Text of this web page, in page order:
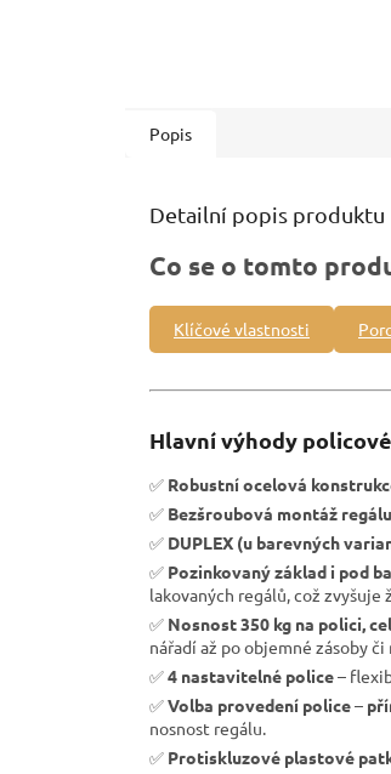
Popis
Detailní popis produktu
Co se o tomto
Klíčové vlastnosti
Hlavní výhody
✅ Robustní ocelová
✅ Bezšroubová montáž regálu
✅ DUPLEX (u barevných
✅ Pozinkovaný základ i pod
lakovaných regálů, což
✅ Nosnost 350 kg na polici,
nářadí až po objemné zásoby
✅4 nastavitelné police–
✅Volba provedení police–
nosnost regálu.
✅ Protiskluzové plastové